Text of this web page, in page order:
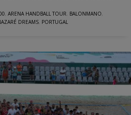
, ARENA HANDBALL TOUR, BALONMANO,
DREAMS, PORTUGAL